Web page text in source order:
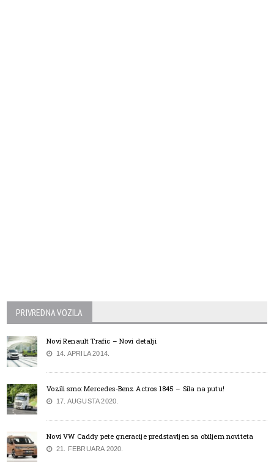
PRIVREDNA VOZILA
Novi Renault Trafic – Novi detalji
14. APRILA 2014.
Vozili smo: Mercedes-Benz Actros 1845 – Sila na putu!
17. AUGUSTA 2020.
Novi VW Caddy pete gneracije predstavljen sa obiljem noviteta
21. FEBRUARA 2020.